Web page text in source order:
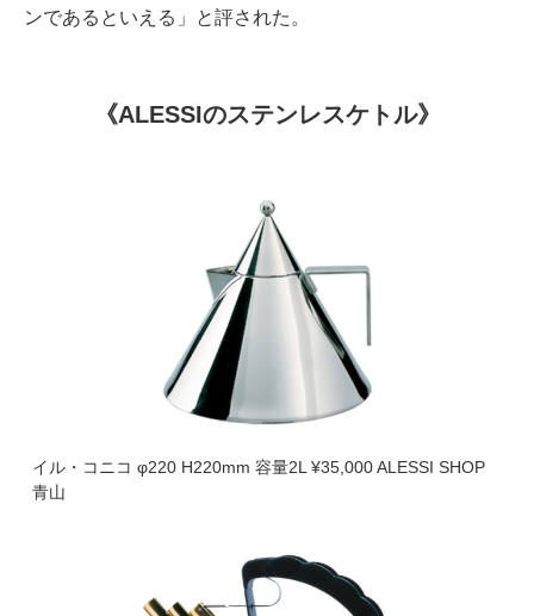
ンであるといえる」と評された。
《ALESSIのステンレスケトル》
イル・コニコ φ220 H220mm 容量2L ¥35,000 ALESSI SHOP
青山